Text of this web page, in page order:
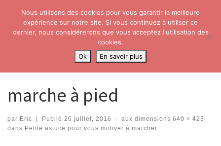
Skip to content
Search
Petite astuce pour vous motiver à marcher…
marche à pied
par Eric | Publié 26 juillet, 2016 - aux dimensions 640 × 423
dans Petite astuce pour vous motiver à marcher…
Nous utilisons des cookies pour vous garantir la meilleure
expérience sur notre site. Si vous continuez à utiliser ce
dernier, nous considérerons que vous acceptez l'utilisation des
cookies.
Ok
En savoir plus